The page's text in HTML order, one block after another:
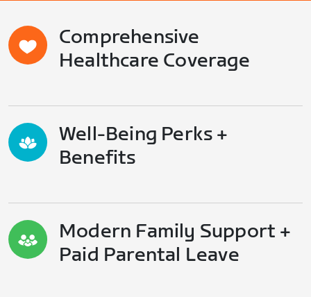
Comprehensive
Healthcare Coverage
Well-Being Perks +
Benefits
Modern Family Support +
Paid Parental Leave